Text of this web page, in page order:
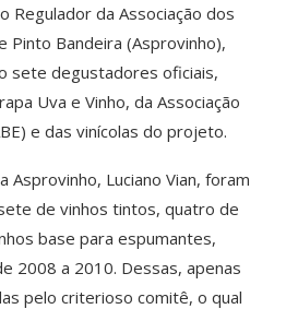
Regulador da Associação dos
Pinto Bandeira (Asprovinho),
sete degustadores oficiais,
Uva e Vinho, da Associação
e das vinícolas do projeto.
Asprovinho, Luciano Vian, foram
de vinhos tintos, quatro de
base para espumantes,
2008 a 2010. Dessas, apenas
pelo criterioso comitê, o qual